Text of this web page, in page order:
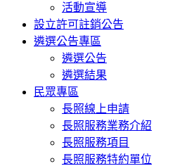
活動宣導
設立許可註銷公告
遴選公告專區
遴選公告
遴選結果
民眾專區
長照線上申請
長照服務業務介紹
長照服務項目
長照服務特約單位